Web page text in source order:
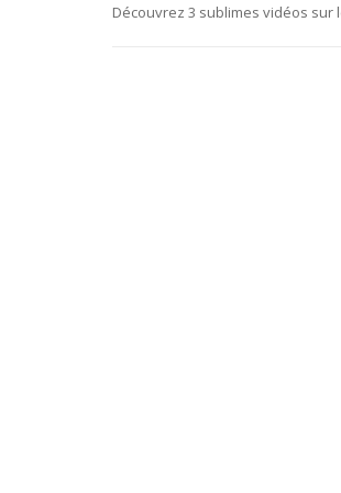
Découvrez 3 sublimes vidéos sur